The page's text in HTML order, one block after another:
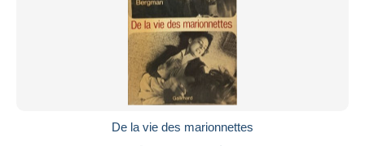
De la vie des marionnettes